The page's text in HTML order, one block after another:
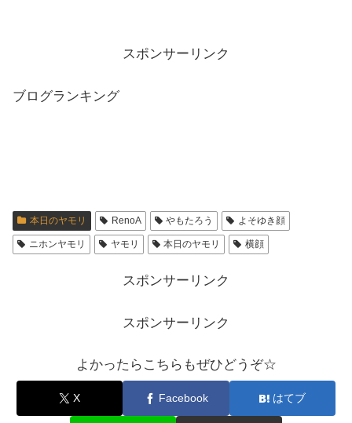
スポンサーリンク
ブログランキング
本日のヤモリ RenoA やもたろう よそゆき顔
ニホンヤモリ ヤモリ 本日のヤモリ 横顔
スポンサーリンク
スポンサーリンク
よかったらこちらもぜひどうぞ☆
X Facebook はてブ